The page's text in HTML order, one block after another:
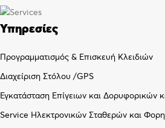
Υπηρεσίες
Προγραμματισμός & Επισκευή Κλειδιών
Διαχείριση Στόλου /GPS
Εγκατάσταση Επίγειων και Δορυφορικών
Service Ηλεκτρονικών Σταθερών και